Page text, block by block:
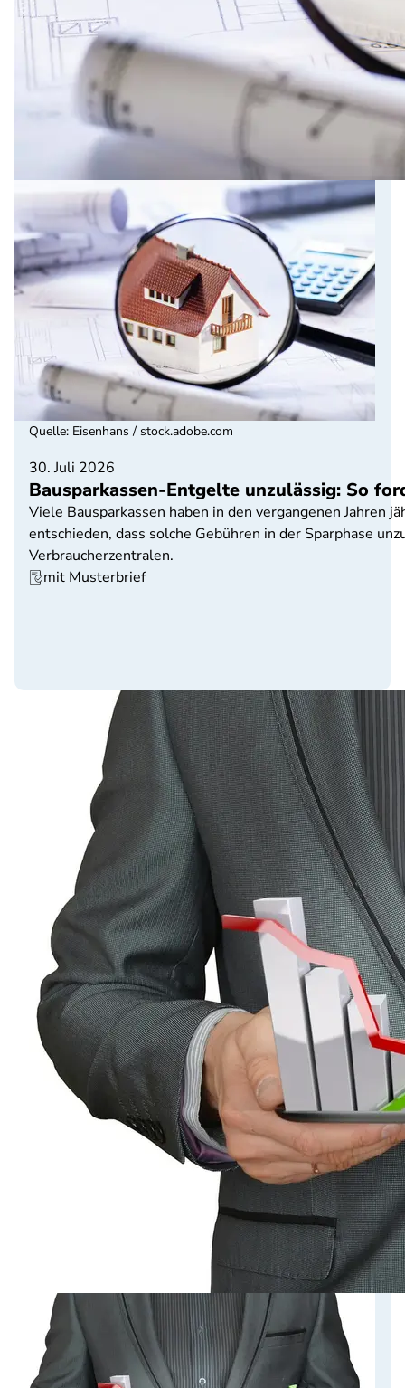
30. Juli 2026
Bausparkassen-Entgelte unzulässig: So
Viele Bausparkassen haben in den vergangenen
entschieden, dass solche Gebühren in der Sparphase
Verbraucherzentralen.
mit Musterbrief
Quelle: Eisenhans / stock.adobe.com